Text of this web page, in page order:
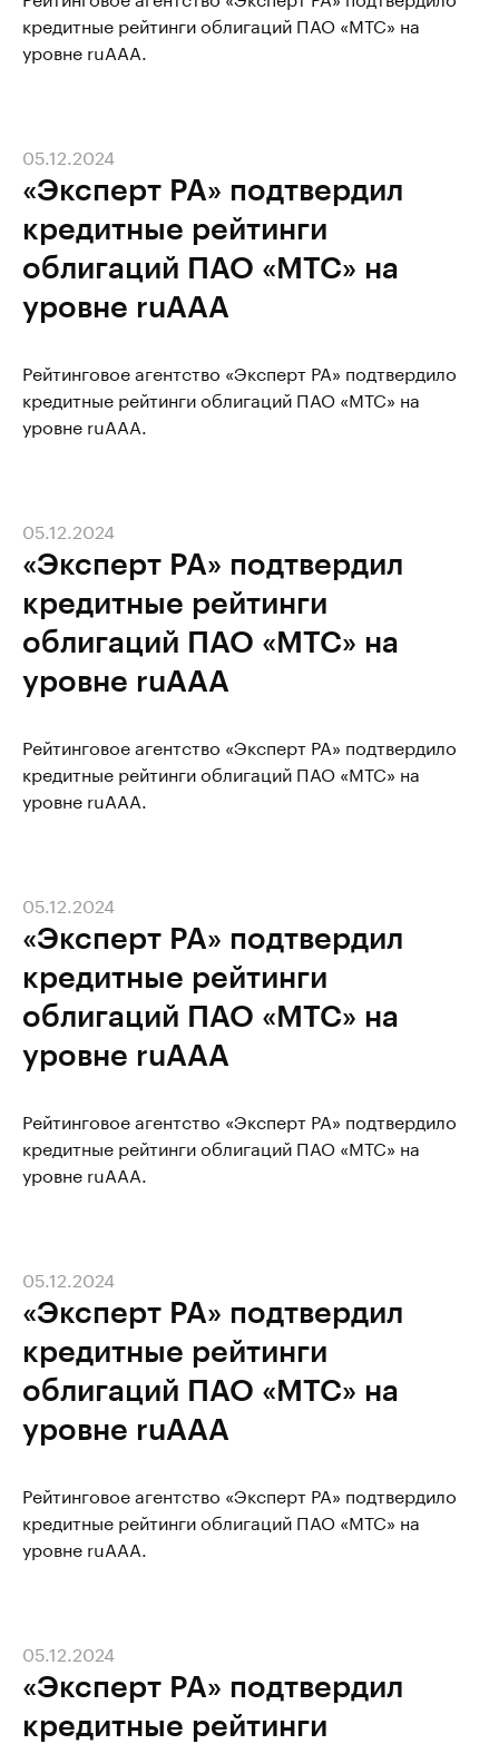
кредитные рейтинги облигаций ПАО «МТС» на
уровне ruAAA.
«Эксперт РА» подтвердил
кредитные рейтинги
облигаций ПАО «МТС» на
уровне ruAAA
05.12.2024
Рейтинговое агентство «Эксперт РА» подтвердило
кредитные рейтинги облигаций ПАО «МТС» на
уровне ruAAA.
«Эксперт РА» подтвердил
кредитные рейтинги
облигаций ПАО «МТС» на
уровне ruAAA
05.12.2024
Рейтинговое агентство «Эксперт РА» подтвердило
кредитные рейтинги облигаций ПАО «МТС» на
уровне ruAAA.
«Эксперт РА» подтвердил
кредитные рейтинги
облигаций ПАО «МТС» на
уровне ruAAA
05.12.2024
Рейтинговое агентство «Эксперт РА» подтвердило
кредитные рейтинги облигаций ПАО «МТС» на
уровне ruAAA.
«Эксперт РА» подтвердил
кредитные рейтинги
облигаций ПАО «МТС» на
уровне ruAAA
05.12.2024
Рейтинговое агентство «Эксперт РА» подтвердило
кредитные рейтинги облигаций ПАО «МТС» на
уровне ruAAA.
«Эксперт РА» подтвердил
кредитные рейтинги
05.12.2024